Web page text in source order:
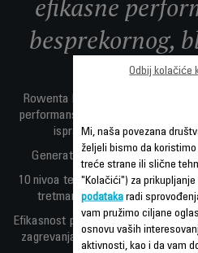
efikasne
besprekornog,
Rowenta For Elite OPTILISS
performansi sa ekskluzivnom
ispravlja vašu kosu i
Generator jona neutrališe
10 nivoa temperature omogućava
tretman svih tipova kose i za
Efikasnost pokretnih ploča u
zagrevanja od 30 sekundi pomažu
Mi, naša povezana
željeli bismo da
treće strane ili slične
"Kolačići") za prikupljanje
podatakaradi
vam pružimo ciljane
osnovu vaših
aktivnosti, kao i da vam
Odbij kolačiće